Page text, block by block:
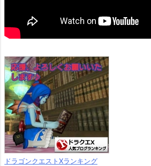
ドラゴンクエストXランキング